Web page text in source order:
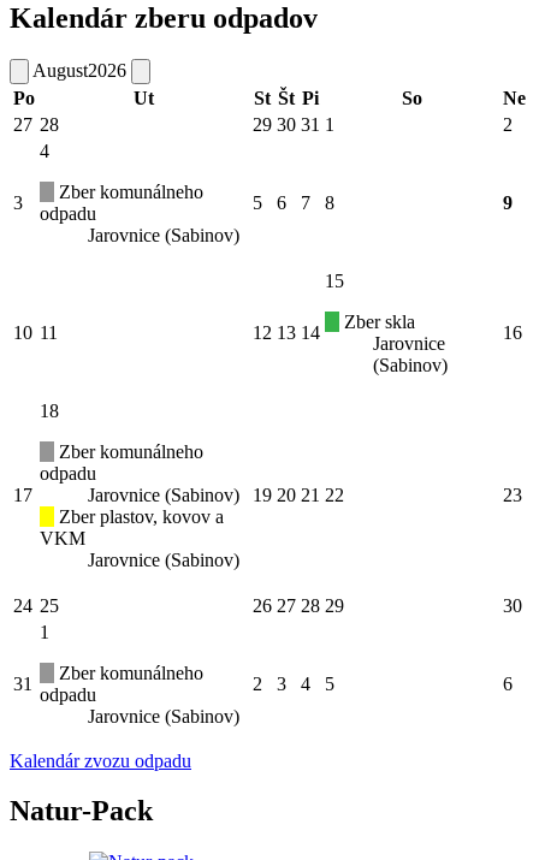
Kalendár zberu odpadov
August2026
Po
Ut St Št Pi So
Ne
27 28 29 30 31 1 2
3
4
Zber komunálneho
odpadu
Jarovnice (Sabinov)
5 6 7 8 9
10 11 12 13 14
15
Zber skla
Jarovnice
(Sabinov)
16
17
18
Zber komunálneho
odpadu
Jarovnice (Sabinov)
Zber plastov, kovov a
VKM
Jarovnice (Sabinov)
19 20 21 22 23
24 25 26 27 28 29 30
31
1
Zber komunálneho
odpadu
Jarovnice (Sabinov)
2 3 4 5 6
Kalendár zvozu odpadu
Natur-Pack